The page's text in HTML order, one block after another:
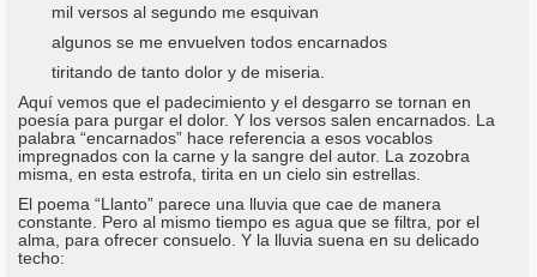
mil versos al segundo me esquivan
algunos se me envuelven todos encarnados
tiritando de tanto dolor y de miseria.
Aquí vemos que el padecimiento y el desgarro se tornan en
poesía para purgar el dolor. Y los versos salen encarnados. La
palabra “encarnados” hace referencia a esos vocablos
impregnados con la carne y la sangre del autor. La zozobra
misma, en esta estrofa, tirita en un cielo sin estrellas.
El poema “Llanto” parece una lluvia que cae de manera
constante. Pero al mismo tiempo es agua que se filtra, por el
alma, para ofrecer consuelo. Y la lluvia suena en su delicado
techo: